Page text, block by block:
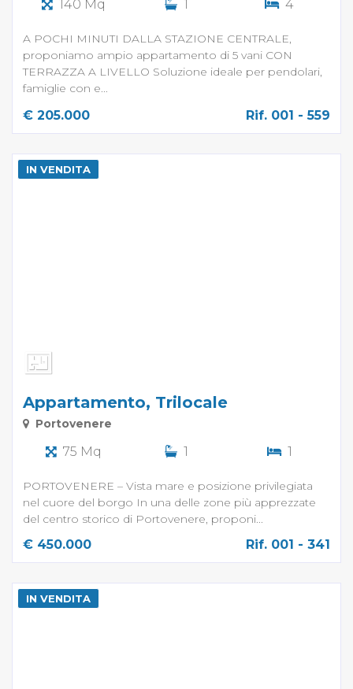
140 Mq 1 4
A POCHI MINUTI DALLA STAZIONE CENTRALE,
proponiamo ampio appartamento di 5 vani CON
TERRAZZA A LIVELLO Soluzione ideale per pendolari,
famiglie con e...
€ 205.000 Rif. 001 - 559
IN VENDITA
Appartamento, Trilocale
Portovenere
75 Mq 1 1
PORTOVENERE – Vista mare e posizione privilegiata
nel cuore del borgo In una delle zone più apprezzate
del centro storico di Portovenere, proponi...
€ 450.000 Rif. 001 - 341
IN VENDITA